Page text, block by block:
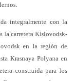
integralmente con la
la carretera Kislovodsk-
en la región de
Krasnaya Polyana en
construida para los